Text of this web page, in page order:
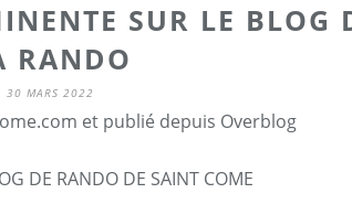
SUR LE BLOG
RANDO
30 MARS 2022
et publié depuis Overblog
DE RANDO DE SAINT COME